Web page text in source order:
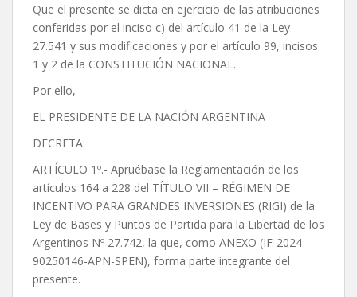
Que el presente se dicta en ejercicio de las atribuciones
conferidas por el inciso c) del artículo 41 de la Ley
27.541 y sus modificaciones y por el artículo 99, incisos
1 y 2 de la CONSTITUCIÓN NACIONAL.
Por ello,
EL PRESIDENTE DE LA NACIÓN ARGENTINA
DECRETA:
ARTÍCULO 1º.- Apruébase la Reglamentación de los
artículos 164 a 228 del TÍTULO VII – RÉGIMEN DE
INCENTIVO PARA GRANDES INVERSIONES (RIGI) de la
Ley de Bases y Puntos de Partida para la Libertad de los
Argentinos Nº 27.742, la que, como ANEXO (IF-2024-
90250146-APN-SPEN), forma parte integrante del
presente.